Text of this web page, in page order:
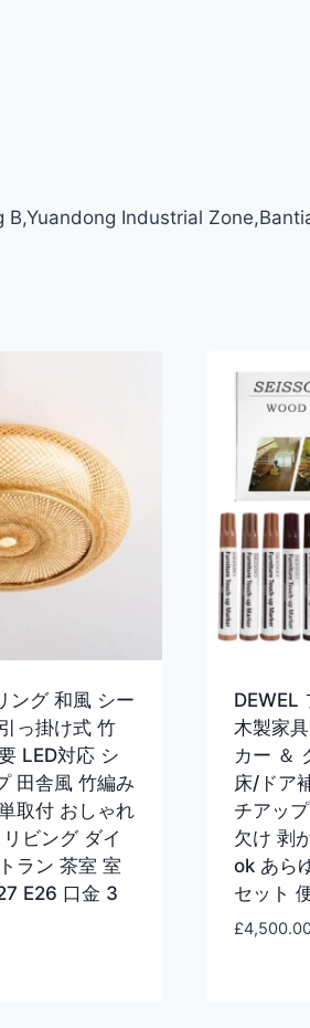
B,Yuandong Industrial
ング 和風 シー
っ掛け式 竹
LED対応 シ
田舎風 竹編み
取付 おしゃれ
ビング ダイ
ラン 茶室 室
E26 口金 3
DEWEL
木製家
カー ＆
床/ドア
チアッ
欠け 剥
ok あら
セット
£